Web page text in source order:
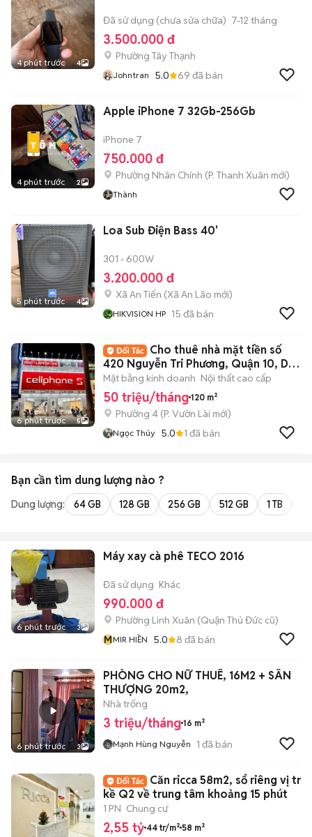
4 phút trước 4
Đã sử dụng (chưa sửa chữa) 7-12 tháng
3.500.000 đ
Phường Tây Thạnh
Johntran 5.0 69 đã bán
4 phút trước 2
Apple iPhone 7 32Gb-256Gb
iPhone 7
750.000 đ
Phường Nhân Chính (P. Thanh Xuân mới)
Thành
5 phút trước 4
Loa Sub Điện Bass 40'
301 - 600W
3.200.000 đ
Xã An Tiến (Xã An Lão mới)
HIKVISION HP 15 đã bán
6 phút trước 5
Cho thuê nhà mặt tiền số
420 Nguyễn Tri Phương, Quận 10, DT:
6x20m
Mặt bằng kinh doanh Nội thất cao cấp
50 triệu/tháng 120 m²
Phường 4 (P. Vườn Lài mới)
Ngọc Thúy 5.0 1 đã bán
Bạn cần tìm dung lượng nào ?
Dung lượng: 64 GB 128 GB 256 GB 512 GB 1 TB
6 phút trước 3
Máy xay cà phê TECO 2016
Đã sử dụng Khác
990.000 đ
Phường Linh Xuân (Quận Thủ Đức cũ)
MMIR HIỀN 5.0 8 đã bán
6 phút trước 3
PHÒNG CHO NỮ THUÊ, 16M2 + SÂN
THƯỢNG 20m2,
Nhà trống
3 triệu/tháng 16 m²
Mạnh Hùng Nguyễn 1 đã bán
Căn ricca 58m2, sổ riêng vị trí
kề Q2 về trung tâm khoảng 15 phút
1 PN Chung cư
2,55 tỷ 44 tr/m² 58 m²